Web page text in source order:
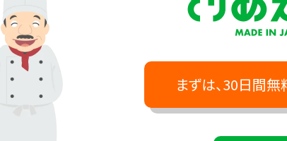
まずは、30日間無